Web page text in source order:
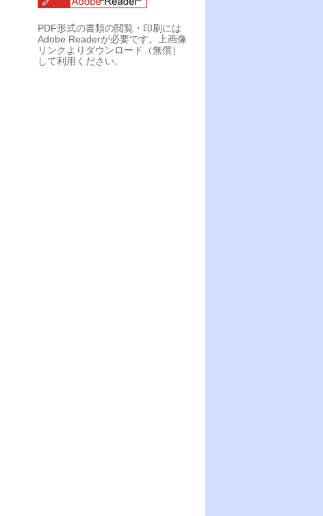
PDF形式の書類の閲覧・印刷には
Adobe Readerが必要です。上画像
リンクよりダウンロード（無償）
して利用ください。